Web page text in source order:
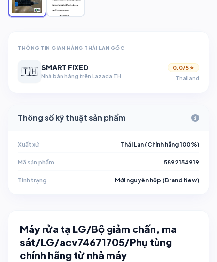
THÔNG TIN GIAN HÀNG THÁI LAN GỐC
🇹🇭 SMART FIXED
Nhà bán hàng trên Lazada TH
0.0/5 ⭐
Thailand
Thông số kỹ thuật sản phẩm
Xuất xứ Thái Lan (Chính hãng 100%)
Mã sản phẩm 5892154919
Tình trạng Mới nguyên hộp (Brand New)
Máy rửa tạ LG/Bộ giảm chấn, ma
sát/LG/acv74671705/Phụ tùng
chính hãng từ nhà máy